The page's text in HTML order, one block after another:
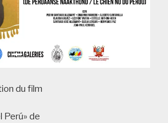
du film
Perú» de